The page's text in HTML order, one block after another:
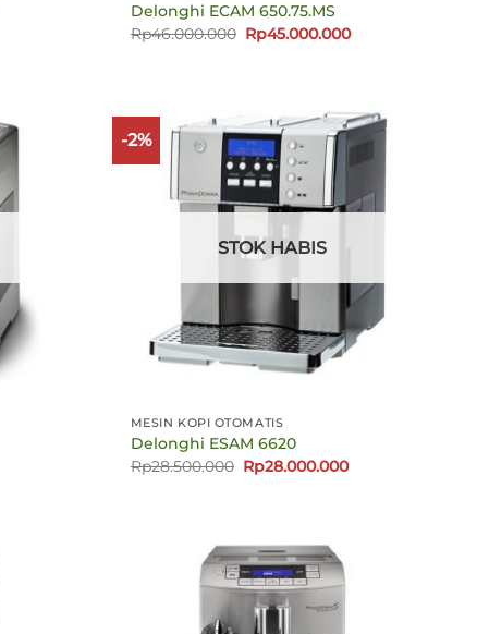
Delonghi ECAM 650.75.MS
Rp46.000.000 Harga
aslinya
Rp45.000.000Harga
-2%
STOK HABIS
MESIN KOPI OTOMATIS
Delonghi ESAM 6620
Rp28.500.000 Harga
aslinya
Rp28.000.000Harga